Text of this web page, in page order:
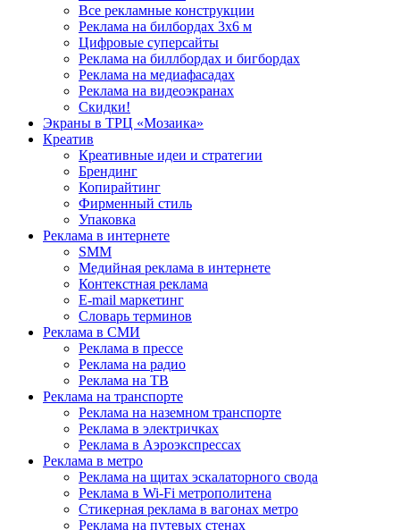
Все рекламные конструкции
Реклама на билбордах 3х6 м
Цифровые суперсайты
Реклама на биллбордах и бигбордах
Реклама на медиафасадах
Реклама на видеоэкранах
Скидки!
Экраны в ТРЦ «Мозаика»
Креатив
Креативные идеи и стратегии
Брендинг
Копирайтинг
Фирменный стиль
Упаковка
Реклама в интернете
SMM
Медийная реклама в интернете
Контекстная реклама
E-mail маркетинг
Словарь терминов
Реклама в СМИ
Реклама в прессе
Реклама на радио
Реклама на ТВ
Реклама на транспорте
Реклама на наземном транспорте
Реклама в электричках
Реклама в Аэроэкспрессах
Реклама в метро
Реклама на щитах эскалаторного свода
Реклама в Wi-Fi метрополитена
Стикерная реклама в вагонах метро
Реклама на путевых стенах